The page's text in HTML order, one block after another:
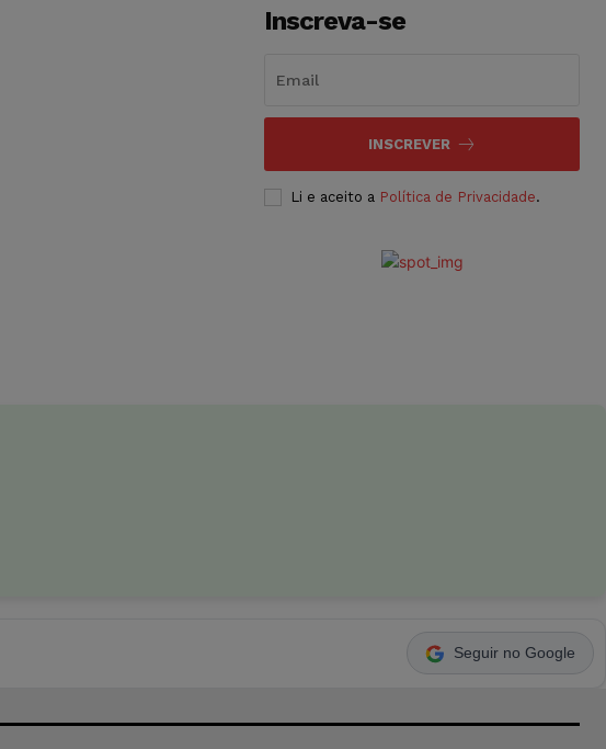
Inscreva-se
INSCREVER
Li e aceito a Política de Privacidade.
Seguir no Google